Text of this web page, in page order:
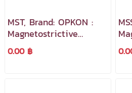
MST, Brand: OPKON :
Magnetostrictive
Position Sensor
0.00 ฿